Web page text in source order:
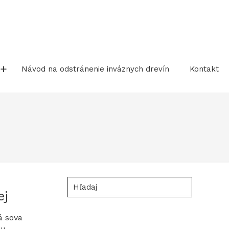
Návod na odstránenie inváznych drevín Kontakt
sova
Hľadaj